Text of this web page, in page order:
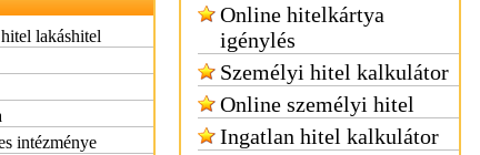
lakáshitel
intézménye
Online hitelkártya
igénylés
Személyi hitel kalkulátor
Online személyi hitel
Ingatlan hitel kalkulátor